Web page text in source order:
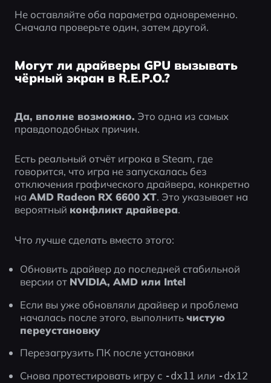
Не оставляйте оба параметра одновременно.
Сначала проверьте один, затем другой.
Могут ли драйверы GPU вызывать
чёрный экран в R.E.P.O.?
Да, вполне возможно. Это одна из самых
правдоподобных причин.
Есть реальный отчёт игрока в Steam, где
говорится, что игра не запускалась без
отключения графического драйвера, конкретно
на AMD Radeon RX 6600 XT. Это указывает на
вероятный конфликт драйвера.
Что лучше сделать вместо этого:
Обновить драйвер до последней стабильной
версии от NVIDIA, AMD или Intel
Если вы уже обновляли драйвер и проблема
началась после этого, выполнить чистую
переустановку
Перезагрузить ПК после установки
Снова протестировать игру с -dx11 или -dx12